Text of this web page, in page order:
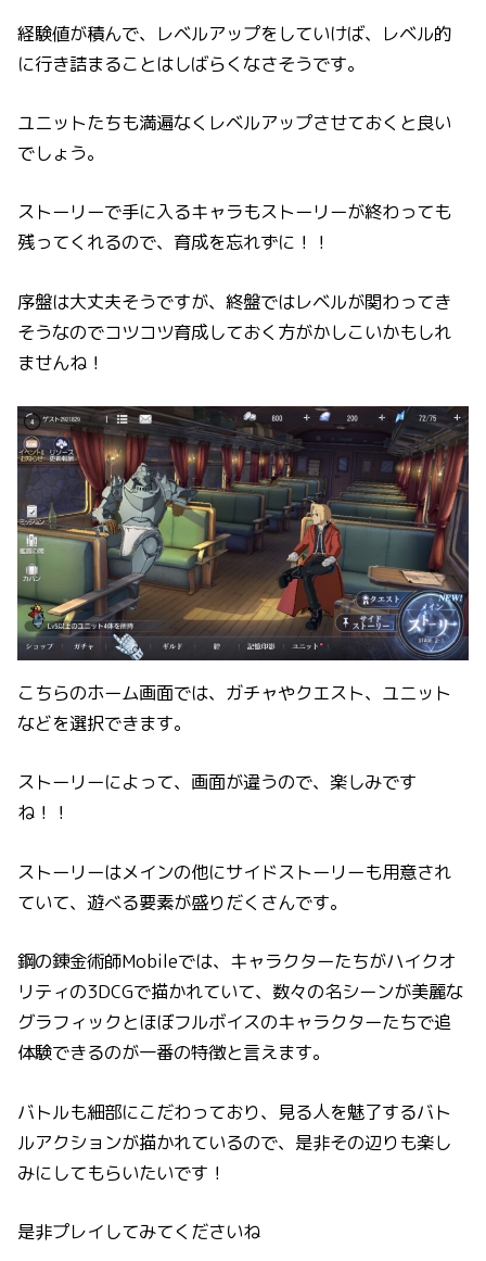
経験値が積んで、レベルアップをしていけば、レベル的
に行き詰まることはしばらくなさそうです。
ユニットたちも満遍なくレベルアップさせておくと良い
でしょう。
ストーリーで手に入るキャラもストーリーが終わっても
残ってくれるので、育成を忘れずに！！
序盤は大丈夫そうですが、終盤ではレベルが関わってき
そうなのでコツコツ育成しておく方がかしこいかもしれ
ませんね！
こちらのホーム画面では、ガチャやクエスト、ユニット
などを選択できます。
ストーリーによって、画面が違うので、楽しみです
ね！！
ストーリーはメインの他にサイドストーリーも用意され
ていて、遊べる要素が盛りだくさんです。
鋼の錬金術師Mobileでは、キャラクターたちがハイクオ
リティの3DCGで描かれていて、数々の名シーンが美麗な
グラフィックとほぼフルボイスのキャラクターたちで追
体験できるのが一番の特徴と言えます。
バトルも細部にこだわっており、見る人を魅了するバト
ルアクションが描かれているので、是非その辺りも楽し
みにしてもらいたいです！
是非プレイしてみてくださいね